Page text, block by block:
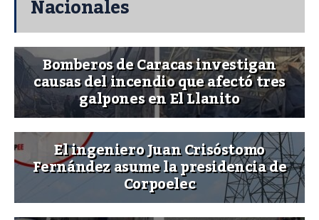
Nacionales
Bomberos de Caracas investigan
causas del incendio que afectó tres
galpones en El Llanito
El ingeniero Juan Crisóstomo
Fernández asume la presidencia de
Corpoelec